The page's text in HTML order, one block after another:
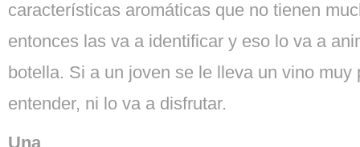
características aromáticas que no tienen
entonces las va a identificar y eso lo va a
botella. Si a un joven se le lleva un vino muy
entender, ni lo va a disfrutar.
Una